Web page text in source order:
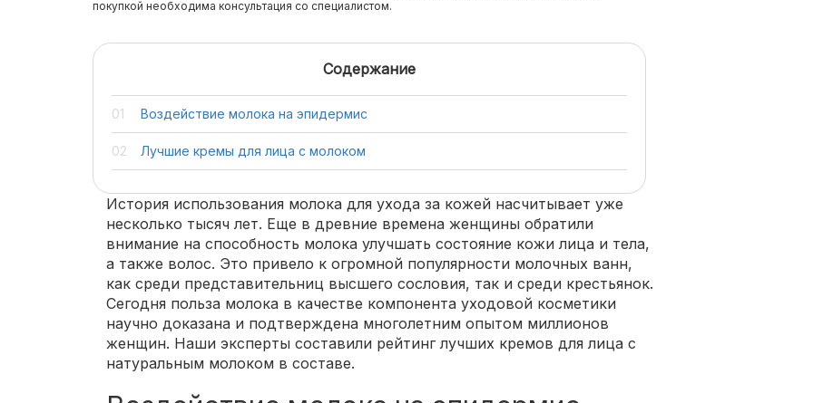
покупкой необходима консультация со специалистом.
Содержание
Воздействие молока на эпидермис
Лучшие кремы для лица с молоком
История использования молока для ухода за кожей насчитывает уже
несколько тысяч лет. Еще в древние времена женщины обратили
внимание на способность молока улучшать состояние кожи лица и тела,
а также волос. Это привело к огромной популярности молочных ванн,
как среди представительниц высшего сословия, так и среди крестьянок.
Сегодня польза молока в качестве компонента уходовой косметики
научно доказана и подтверждена многолетним опытом миллионов
женщин. Наши эксперты составили рейтинг лучших кремов для лица с
натуральным молоком в составе.